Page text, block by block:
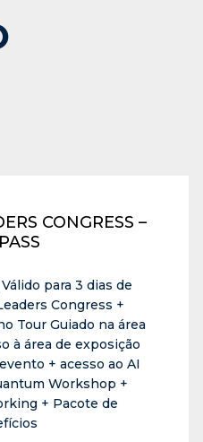
CONGRESS –
para 3 dias de
Congress +
Tour Guiado na área
à área de exposição
+ acesso ao AI
Workshop +
+ Pacote de